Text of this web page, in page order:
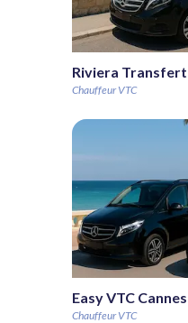
Riviera Transfert
Chauffeur VTC
Easy VTC Cannes
Chauffeur VTC